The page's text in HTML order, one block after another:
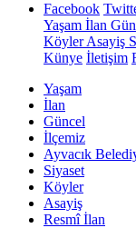
Facebook
Yaşam İlan
KöylerAsayiş
Künye İletişim
Yaşam
İlan
Güncel
İlçemiz
Ayvacık
Siyaset
Köyler
Asayiş
Resmî İlan